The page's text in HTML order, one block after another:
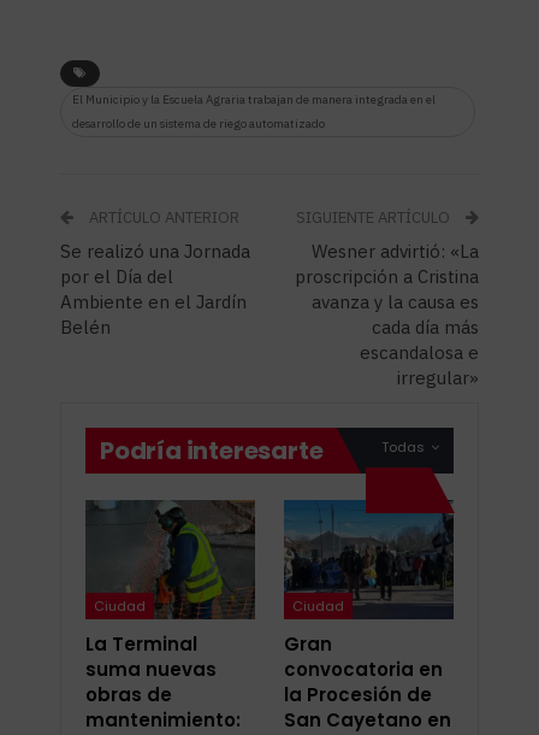
El Municipio y la Escuela Agraria trabajan de manera integrada en el
desarrollo de un sistema de riego automatizado
ARTÍCULO ANTERIOR
Se realizó una Jornada
por el Día del
Ambiente en el Jardín
Belén
SIGUIENTE ARTÍCULO
Wesner advirtió: «La
proscripción a Cristina
avanza y la causa es
cada día más
escandalosa e
irregular»
Todas
Podría interesarte
Ciudad
La Terminal
suma nuevas
obras de
mantenimiento:
Ciudad
Gran
convocatoria en
la Procesión de
San Cayetano en